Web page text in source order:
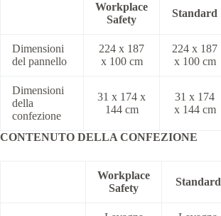
Workplace
Safety
Standard
Dimensioni
del pannello
224 x 187
x 100 cm
224 x 187
x 100 cm
Dimensioni
della
confezione
31 x 174 x
144 cm
31 x 174
x 144 cm
CONTENUTO DELLA CONFEZIONE
Workplace
Safety
Standard